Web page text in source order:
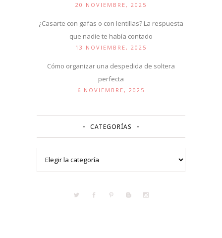
20 NOVIEMBRE, 2025
¿Casarte con gafas o con lentillas? La respuesta
que nadie te había contado
13 NOVIEMBRE, 2025
Cómo organizar una despedida de soltera
perfecta
6 NOVIEMBRE, 2025
CATEGORÍAS